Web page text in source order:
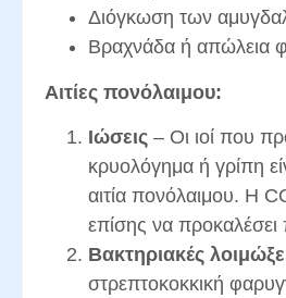
Διόγκωση των
Βραχνάδα ή απώλεια
Αιτίες πονόλαιμου:
Ιώσεις – Οι ιοί που
κρυολόγημα ή γρίπη
αιτία πονόλαιμου. Η
επίσης να προκαλέσει
Βακτηριακές
στρεπτοκοκκική